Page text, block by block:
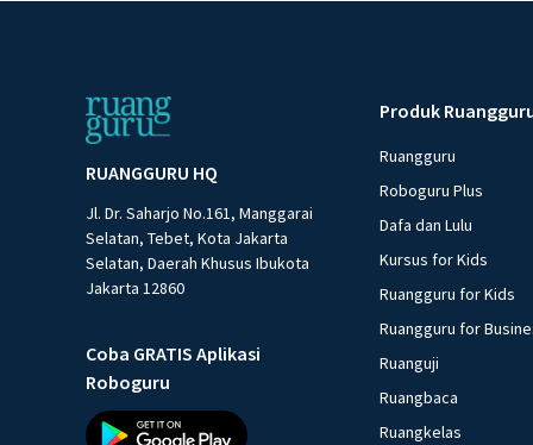
RUANGGURU HQ
Jl. Dr. Saharjo No.161, Manggarai
Selatan, Tebet, Kota Jakarta
Selatan, Daerah Khusus Ibukota
Jakarta 12860
Coba GRATIS Aplikasi
Roboguru
Produk
Ruangguru
Roboguru Plus
Dafa dan Lulu
Kursus for Kids
Ruangguru for Kids
Ruangguru for
Ruanguji
Ruangbaca
Ruangkelas